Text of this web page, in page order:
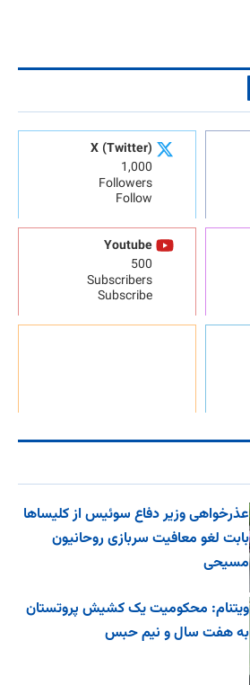
X (Twitter)
1,000
Followers
Follow
Youtube
500
Subscribers
Subscribe
عذرخواهی وزیر دفاع سوئیس از کلیساها
بابت لغو معافیت سربازی روحانیون
مسیحی
ویتنام: محکومیت یک کشیش پروتستان
به هفت سال و نیم حبس